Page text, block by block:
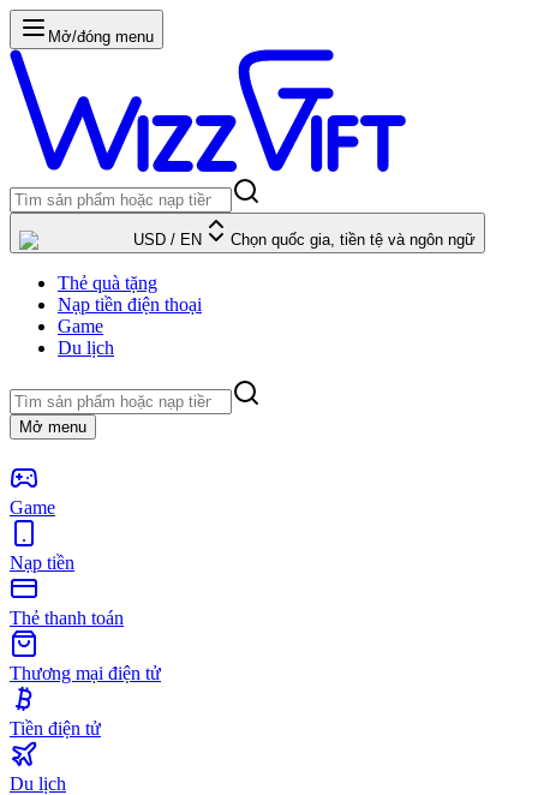
Mở/đóng menu
USD / EN Chọn quốc gia, tiền tệ và ngôn ngữ
Thẻ quà tặng
Nạp tiền điện thoại
Game
Du lịch
Mở menu
Game
Nạp tiền
Thẻ thanh toán
Thương mại điện tử
Tiền điện tử
Du lịch